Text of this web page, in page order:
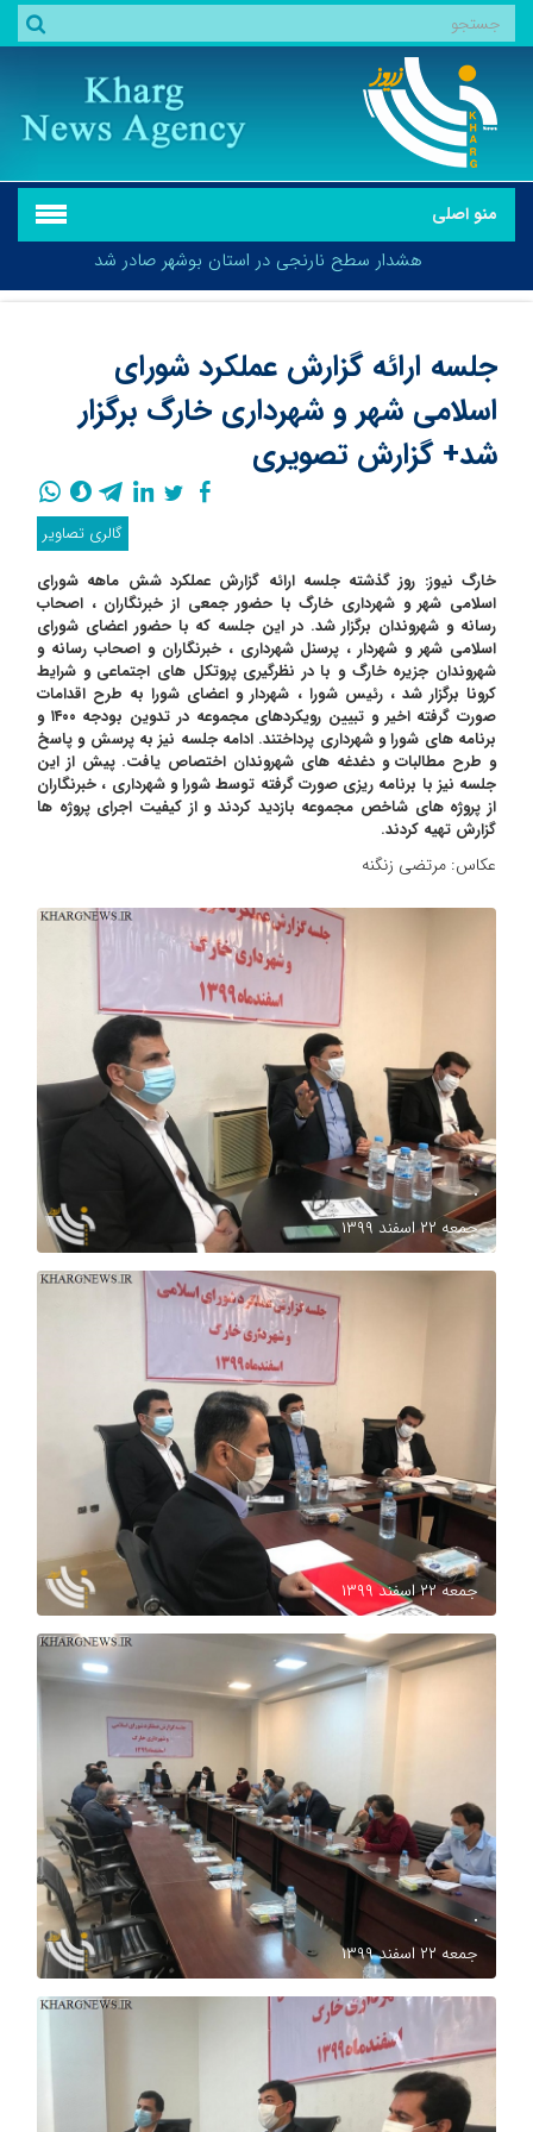
منو اصلی
هشدار سطح نارنجی در استان بوشهر صادر شد
هشدار سطح نارنجی در استان بوشهر صادر شد
جلسه ارائه گزارش عملکرد شورای
اسلامی شهر و شهرداری خارگ برگزار
شد+ گزارش تصویری
خارگ نیوز: روز گذشته جلسه ارائه گزارش عملکرد شش ماهه شورای
اسلامی شهر و شهرداری خارگ با حضور جمعی از خبرنگاران ، اصحاب
رسانه و شهروندان برگزار شد. در این جلسه که با حضور اعضای شورای
اسلامی شهر و شهردار ، پرسنل شهرداری ، خبرنگاران و اصحاب رسانه و
شهروندان جزیره خارگ و با در نظرگیری پروتکل های اجتماعی و شرایط
کرونا برگزار شد ، رئیس شورا ، شهردار و اعضای شورا به طرح اقدامات
صورت گرفته اخیر و تبیین رویکردهای مجموعه در تدوین بودجه ۱۴۰۰ و
برنامه های شورا و شهرداری پرداختند. ادامه جلسه نیز به پرسش و پاسخ
و طرح مطالبات و دغدغه های شهروندان اختصاص یافت. پیش از این
جلسه نیز با برنامه ریزی صورت گرفته توسط شورا و شهرداری ، خبرنگاران
از پروژه های شاخص مجموعه بازدید کردند و از کیفیت اجرای پروژه ها
گزارش تهیه کردند.
گالری تصاویر
عکاس: مرتضی زنگنه
.
جمعه ۲۲ اسفند ۱۳۹۹
.
جمعه ۲۲ اسفند ۱۳۹۹
.
جمعه ۲۲ اسفند ۱۳۹۹